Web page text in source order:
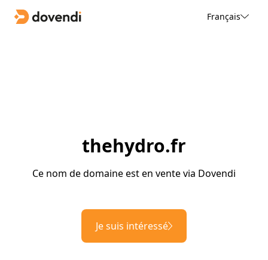
Français
thehydro.fr
Ce nom de domaine est en vente via Dovendi
Je suis intéressé